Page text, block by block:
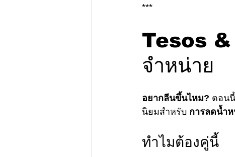
***
Tesos
จำหน่าย
อยากลีนขึ้นไหม? ตอน
นิยมสำหรับ การลดน้ำ
ทำไมต้องคู่นี้